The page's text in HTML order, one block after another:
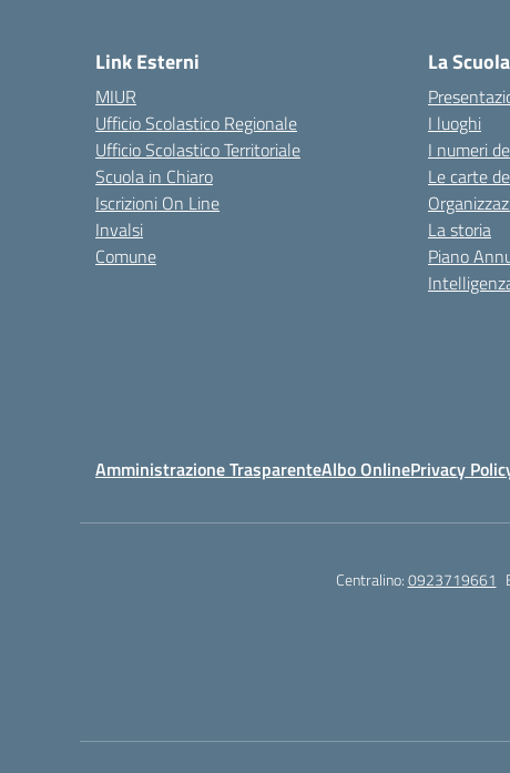
Link Esterni
MIUR
Ufficio Scolastico Regionale
Ufficio Scolastico Territoriale
Scuola in Chiaro
Iscrizioni On Line
Invalsi
Comune
La Scuola
I luoghi
I numeri
Le carte
La storia
Piano
Amministrazione TrasparenteAlbo OnlinePrivacy
Centralino:0923719661